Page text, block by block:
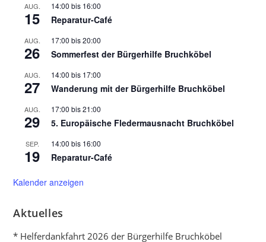
AUG.
15
14:00 bis 16:00
Reparatur-Café
AUG.
26
17:00 bis20:00
Sommerfest der Bürgerhilfe Bruchköbel
AUG.
27
14:00 bis 17:00
Wanderung mit der Bürgerhilfe Bruchköbel
AUG.
29
17:00 bis21:00
5. Europäische Fledermausnacht Bruchköbel
SEP.
19
14:00 bis 16:00
Reparatur-Café
Kalender anzeigen
Aktuelles
* Helferdankfahrt 2026 der Bürgerhilfe Bruchköbel